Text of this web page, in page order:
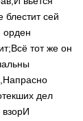
блестит сей
орден
Всё тот же он
Напрасно
дел
И